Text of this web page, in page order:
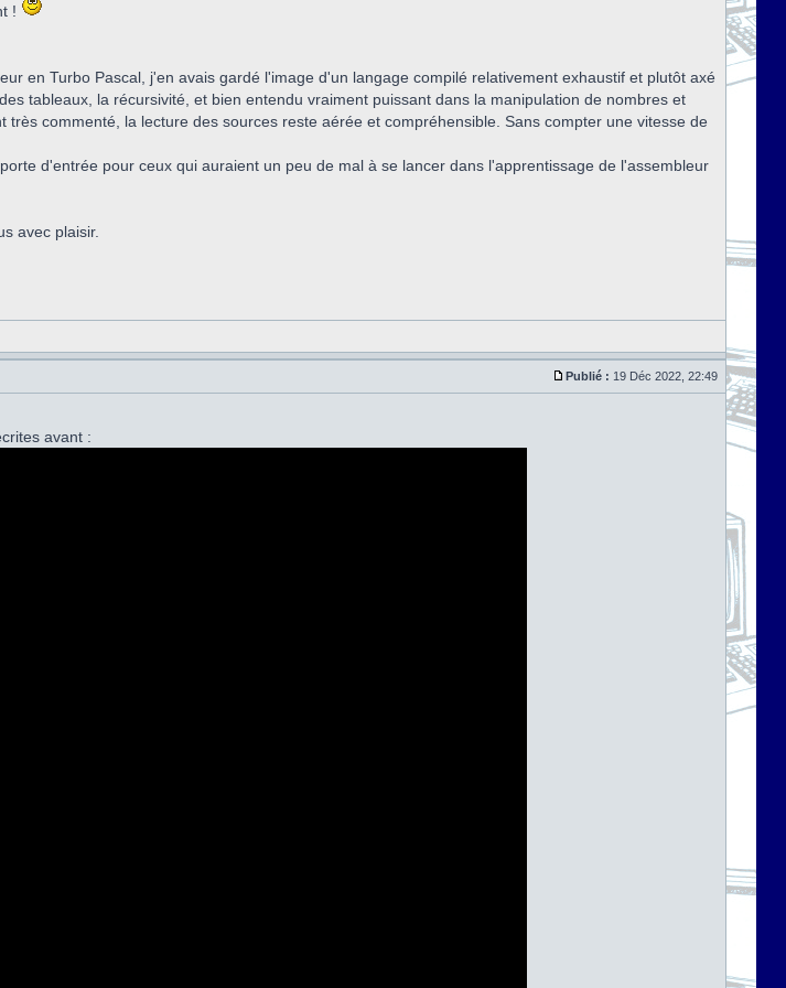
!
en Turbo Pascal, j'en avais gardé l'image d'un langage compilé relativement exhaustif et plutôt axé
tableaux, la récursivité, et bien entendu vraiment puissant dans la manipulation de nombres et
commenté, la lecture des sources reste aérée et compréhensible. Sans compter une vitesse de
d'entrée pour ceux qui auraient un peu de mal à se lancer dans l'apprentissage de l'assembleur
avec plaisir.
Publié : 19 Déc 2022, 22:49
avant :